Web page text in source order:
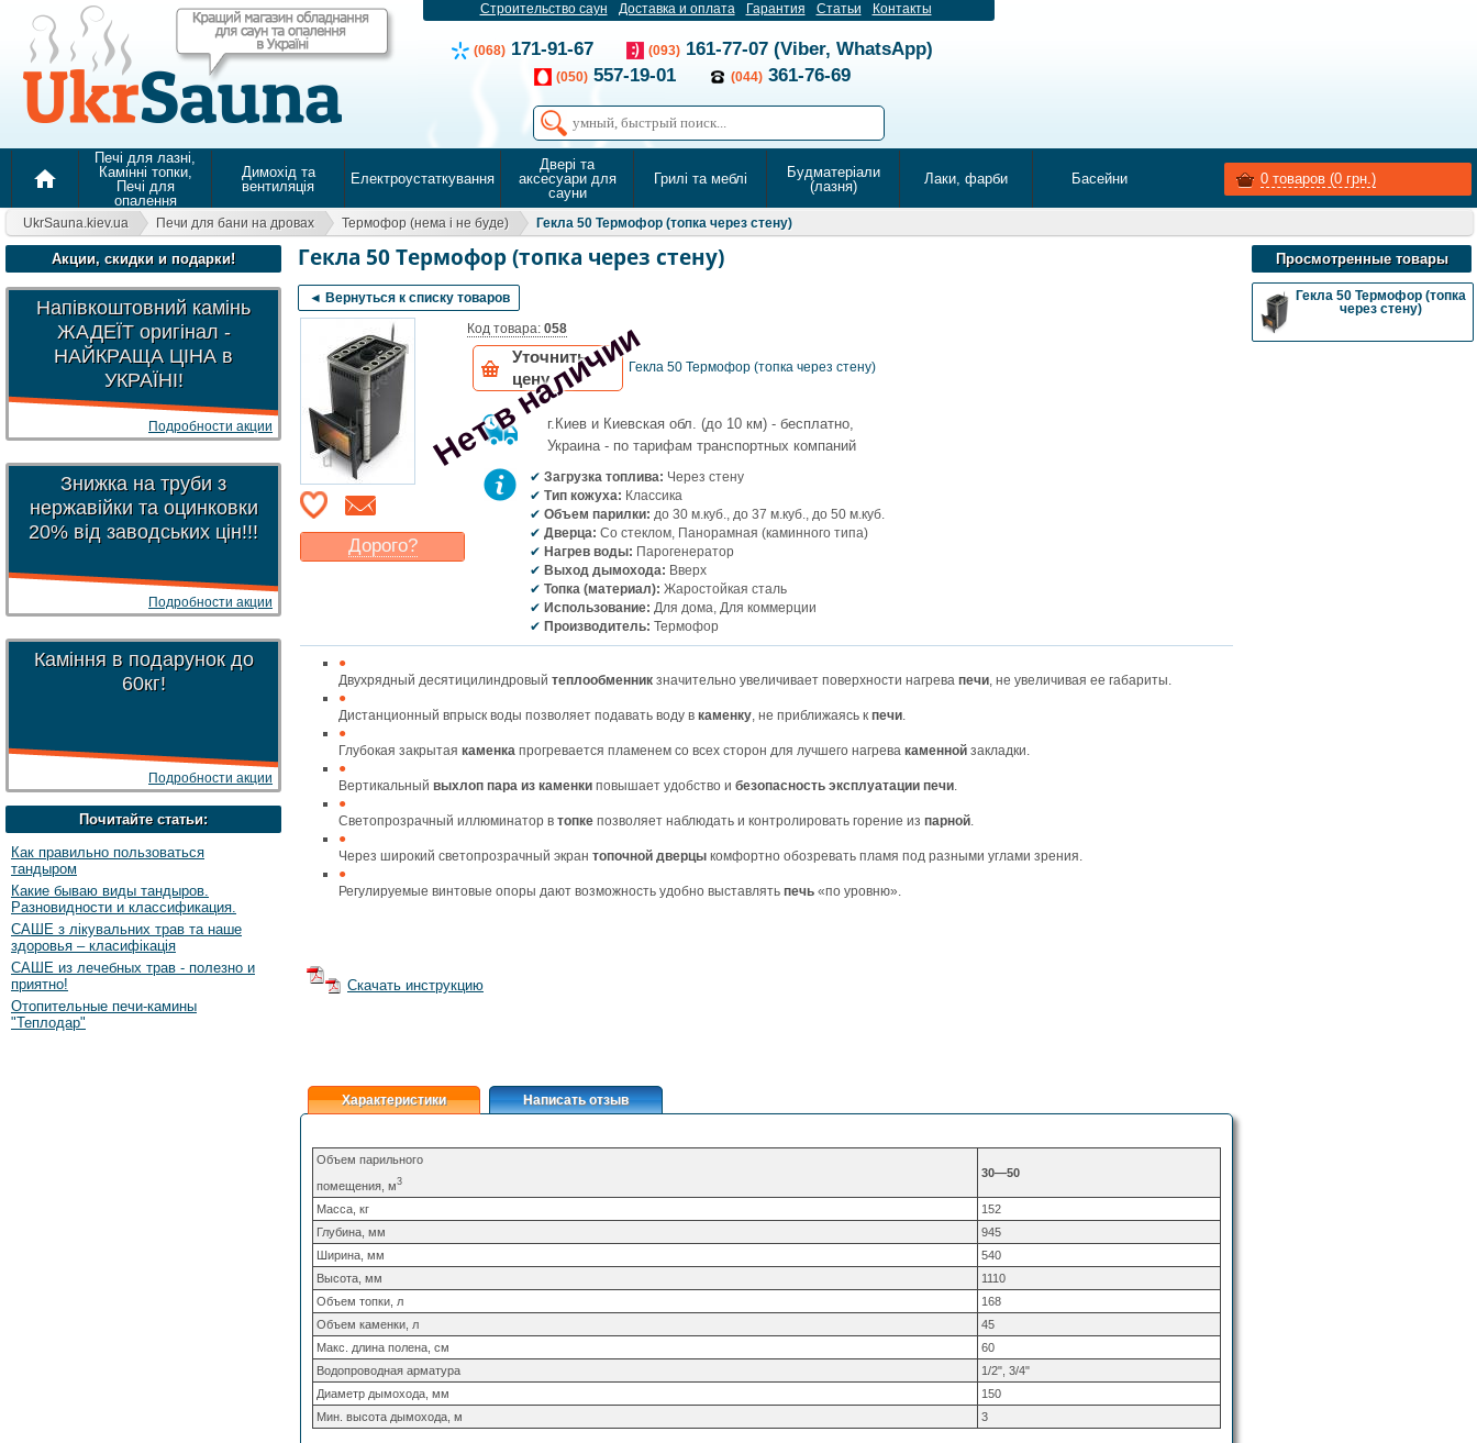
Строительство саун Доставка и оплата Гарантия Статьи Контакты
(068) 171-91-67 (093) 161-77-07 (Viber, WhatsApp)
(050) 557-19-01 (044) 361-76-69
home
Печі для лазні,
Камінні топки,
Печі для
опалення
Димохід та
вентиляція
Електроустаткування
Двері та
аксесуари для
сауни
Грилі та меблі
Будматеріали
(лазня)
Лаки, фарби Басейни 0 товаров (0 грн.)
UkrSauna.kiev.ua Печи для бани на дровах Термофор (нема і не буде) Гекла 50 Термофор (топка через стену)
Акции, скидки и подарки!
Напівкоштовний камінь
ЖАДЕЇТ оригінал -
НАЙКРАЩА ЦІНА в
УКРАЇНІ!
Подробности акции
Знижка на труби з
нержавійки та оцинковки
20% від заводських цін!!!
Подробности акции
Каміння в подарунок до
60кг!
Подробности акции
Почитайте статьи:
Как правильно пользоваться
тандыром
Какие бываю виды тандыров.
Разновидности и классификация.
САШЕ з лікувальних трав та наше
здоровья – класифікація
САШЕ из лечебных трав - полезно и
приятно!
Отопительные печи-камины
"Теплодар"
Гекла 50 Термофор (топка через стену)
◄ Вернуться к списку товаров
Нет в наличии
Дорого?
Код товара: 058
Уточнить
цену
Гекла 50 Термофор (топка через стену)
г.Киев и Киевская обл. (до 10 км) - бесплатно,
Украина - по тарифам транспортных компаний
Загрузка топлива: Через стену
Тип кожуха: Классика
Объем парилки: до 30 м.куб., до 37 м.куб., до 50 м.куб.
Дверца: Со стеклом, Панорамная (каминного типа)
Нагрев воды: Парогенератор
Выход дымохода: Вверх
Топка (материал): Жаростойкая сталь
Использование: Для дома, Для коммерции
Производитель: Термофор
Двухрядный десятицилиндровый теплообменник значительно увеличивает поверхности нагрева печи, не увеличивая ее габариты.
Дистанционный впрыск воды позволяет подавать воду в каменку, не приближаясь к печи.
Глубокая закрытая каменка прогревается пламенем со всех сторон для лучшего нагрева каменной закладки.
Вертикальный выхлоп пара из каменки повышает удобство и безопасность эксплуатации печи.
Светопрозрачный иллюминатор в топке позволяет наблюдать и контролировать горение из парной.
Через широкий светопрозрачный экран топочной дверцы комфортно обозревать пламя под разными углами зрения.
Регулируемые винтовые опоры дают возможность удобно выставлять печь «по уровню».
Скачать инструкцию
Характеристики Написать отзыв
Объем парильного
помещения, м3
30—50
Масса, кг
152
Глубина, мм
945
Ширина, мм
540
Высота, мм
1110
Объем топки, л
168
Объем каменки, л
45
Макс. длина полена, см
60
Водопроводная арматура
1/2", 3/4"
Диаметр дымохода, мм
150
Мин. высота дымохода, м
3
Просмотренные товары
Гекла 50 Термофор (топка
через стену)